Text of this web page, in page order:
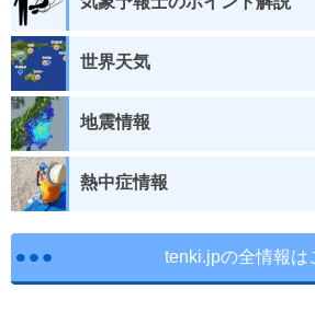
世界天気
地震情報
熱中症情報
tenki.jpの全情報は